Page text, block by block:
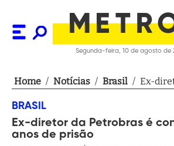
Segunda-feira, 10 de agosto de
Home / Notícias / Brasil / Ex-
BRASIL
Ex-diretor da Petrobras é
anos de prisão